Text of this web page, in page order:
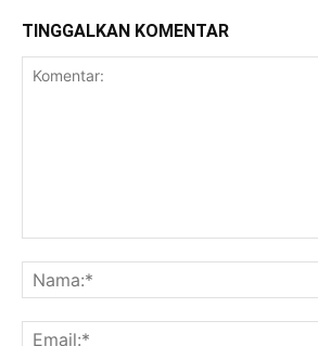
TINGGALKAN KOMENTAR